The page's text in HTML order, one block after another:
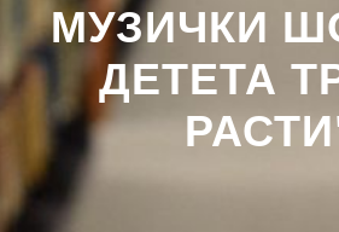
МУЗИЧКИ
ДЕТЕТА